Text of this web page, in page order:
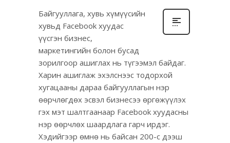
Байгууллага, хувь хүмүүсийн
хувьд Facebook хуудас
үүсгэн бизнес,
маркетингийн болон бусад
зорилгоор ашиглах нь түгээмэл байдаг.
Харин ашиглаж эхэлснээс тодорхой
хугацааны дараа байгууллагын нэр
өөрчлөгдөх эсвэл бизнесээ өргөжүүлэх
гэх мэт шалтгаанаар Facebook хуудасны
нэр өөрчлөх шаардлага гарч ирдэг.
Хэдийгээр өмнө нь байсан 200-с дээш